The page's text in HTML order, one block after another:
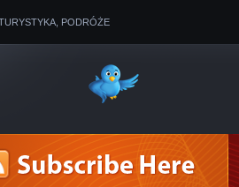
PODRÓŻE